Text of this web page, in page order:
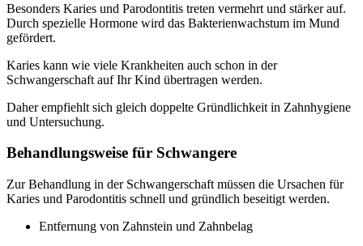
Besonders Karies und Parodontitis treten vermehrt und stärker auf.
Durch spezielle Hormone wird das Bakterienwachstum im Mund
gefördert.
Karies kann wie viele Krankheiten auch schon in der
Schwangerschaft auf Ihr Kind übertragen werden.
Daher empfiehlt sich gleich doppelte Gründlichkeit in Zahnhygiene
und Untersuchung.
Behandlungsweise für Schwangere
Zur Behandlung in der Schwangerschaft müssen die Ursachen für
Karies und Parodontitis schnell und gründlich beseitigt werden.
Entfernung von Zahnstein und Zahnbelag